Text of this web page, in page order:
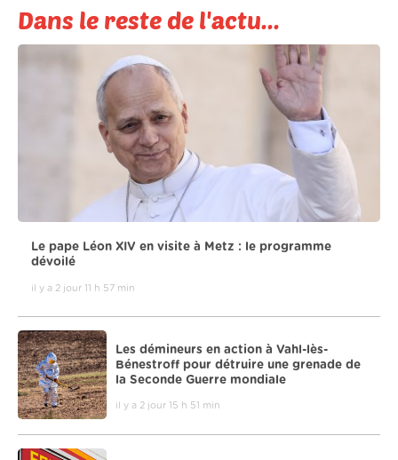
Dans le reste de l'actu...
Le pape Léon XIV en visite à Metz : le programme
dévoilé
il y a 2 jour 11 h 57 min
Les démineurs en action à Vahl-lès-
Bénestroff pour détruire une grenade de
la Seconde Guerre mondiale
il y a 2 jour 15 h 51 min